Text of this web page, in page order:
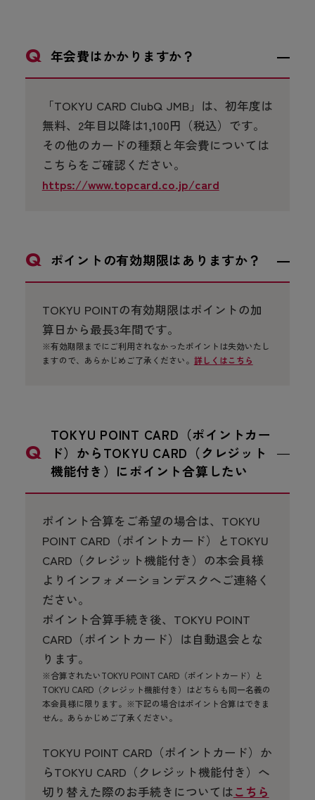
年会費はかかりますか？
「TOKYU CARD ClubQ JMB」は、初年度は
無料、2年目以降は1,100円（税込）です。
その他のカードの種類と年会費については
こちらをご確認ください。
https://www.topcard.co.jp/card
ポイントの有効期限はありますか？
TOKYU POINTの有効期限はポイントの加
算日から最長3年間です。
※有効期限までにご利用されなかったポイントは失効いたし
ますので、あらかじめご了承ください。 詳しくはこちら
TOKYU POINT CARD（ポイントカー
ド）からTOKYU CARD（クレジット
機能付き）にポイント合算したい
ポイント合算をご希望の場合は、TOKYU
POINT CARD（ポイントカード）とTOKYU
CARD（クレジット機能付き）の本会員様
よりインフォメーションデスクへご連絡く
ださい。
ポイント合算手続き後、TOKYU POINT
CARD（ポイントカード）は自動退会とな
ります。
※合算されたいTOKYU POINT CARD（ポイントカード）と
TOKYU CARD（クレジット機能付き）はどちらも同一名義の
本会員様に限ります。※下記の場合はポイント合算はできま
せん。あらかじめご了承ください。
TOKYU POINT CARD（ポイントカード）か
らTOKYU CARD（クレジット機能付き）へ
切り替えた際のお手続きについてはこちら